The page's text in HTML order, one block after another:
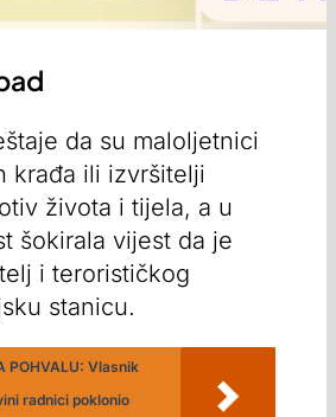
da su maloljetnici
krađa ili izvršitelji
života i tijela, a u
šokirala vijest da je
i terorističkog
stanicu.
POHVALU: Vlasnik
radnici poklonio